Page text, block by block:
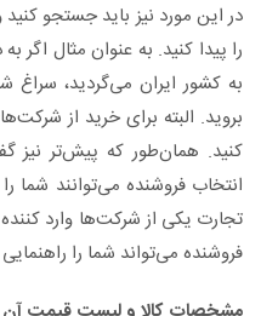
در این مورد نیز باید جستجو
را پیدا کنید. به عنوان مثال اگر
به کشور ایران می‌گردید، سراغ
بروید. البته برای خرید از
کنید. همان‌طور که پیش‌تر نیز
انتخاب فروشنده می‌توانند شما
تجارت یکی از شرکت‌ها وارد
فروشنده می‌تواند شما را